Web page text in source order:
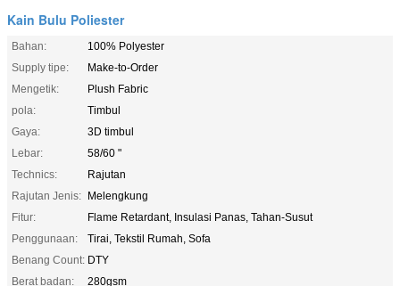
Kain Bulu Poliester
Bahan:
100% Polyester
Supply tipe:
Make-to-Order
Mengetik:
Plush Fabric
pola:
Timbul
Gaya:
3D timbul
Lebar:
58/60 "
Technics:
Rajutan
Rajutan Jenis: Melengkung
Fitur:
Flame Retardant, Insulasi Panas, Tahan-Susut
Penggunaan:
Tirai, Tekstil Rumah, Sofa
Benang Count: DTY
Berat badan:
280gsm